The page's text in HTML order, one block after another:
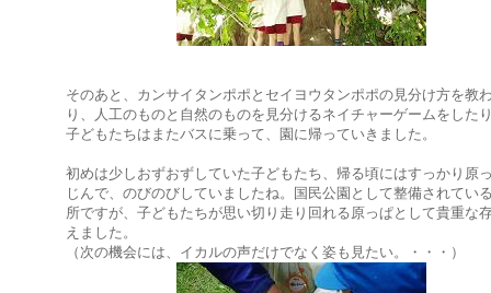
そのあと、カンサイタンポポとセイヨウタンポポの見分け方を教
り、人工のものと自然のものを見分けるネイチャーゲームをした
子どもたちはまたバスに乗って、園に帰っていきました。
初めは少しおずおずしていた子どもたち、帰る頃にはすっかり原
じんで、のびのびしていましたね。国民公園として整備されてい
所ですが、子どもたちが思い切り走り回れる原っぱとして貴重な
えました。
（次の機会には、イカルの声だけでなく姿も見たい。・・・）